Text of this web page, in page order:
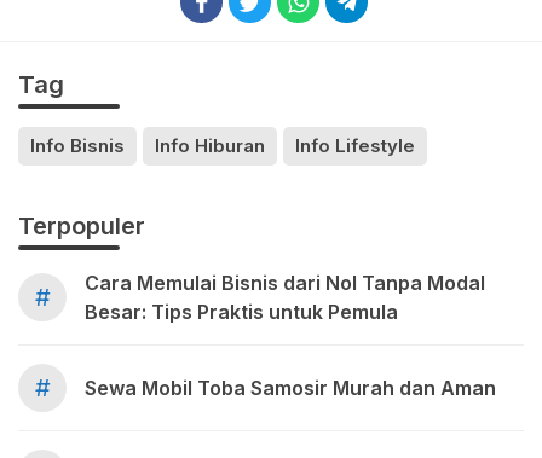
Tag
Info Bisnis Info Hiburan Info Lifestyle
Terpopuler
#
Cara Memulai Bisnis dari Nol Tanpa Modal
Besar: Tips Praktis untuk Pemula
# Sewa Mobil Toba Samosir Murah dan Aman